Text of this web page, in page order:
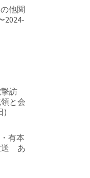
他関
2024-
訪
と会
)
有本
送 あ